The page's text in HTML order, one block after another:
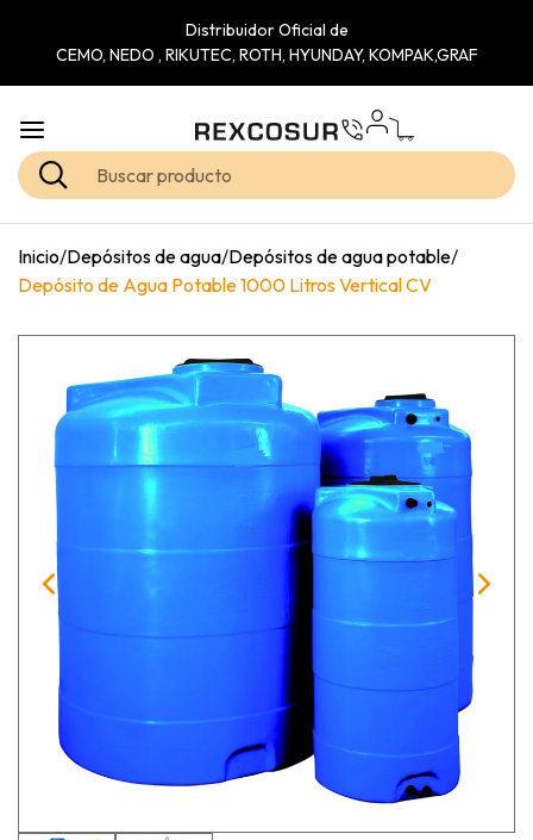
Distribuidor Oficial de
CEMO, NEDO , RIKUTEC, ROTH, HYUNDAY, KOMPAK,GRAF
Inicio/Depósitos de agua/Depósitos de agua potable/
Depósito de Agua Potable 1000 Litros Vertical CV